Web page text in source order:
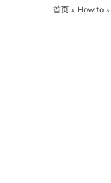
首页 How to